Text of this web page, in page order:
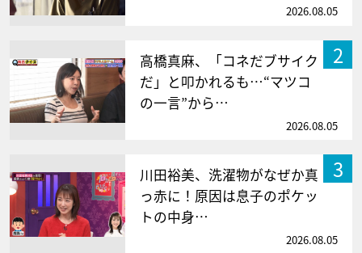
2026.08.05
2
高橋真麻、「コネだブサイク
だ」と叩かれるも…“マツコ
の一言”から…
2026.08.05
3
川田裕美、洗濯物がなぜか真
っ赤に！原因は息子のポケッ
トの中身…
2026.08.05